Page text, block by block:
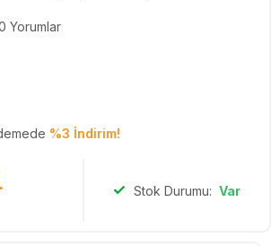
Yorumlar
%3 İndirim!
Stok Durumu: Var